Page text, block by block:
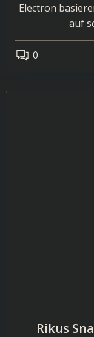
Electron
auf
0
Rikus